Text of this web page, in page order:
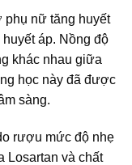
phụ nữ tăng huyết
áp. Nồng độ
khác nhau giữa
học này đã được
sàng.
rượu mức độ nhẹ
Losartan và chất